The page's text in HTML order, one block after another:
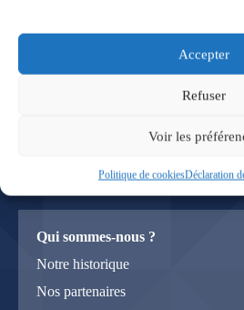
Accepter
Refuser
Voir les
Politique de cookiesDéclaration
Le vendredi : de 8h00 à 12h00 et de
Qui sommes-nous ?
Notre historique
Nos partenaires